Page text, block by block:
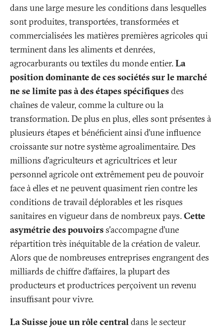
dans une large mesure les conditions dans lesquelles
sont produites, transportées, transformées et
commercialisées les matières premières agricoles qui
terminent dans les aliments et denrées,
agrocarburants ou textiles du monde entier.La
position dominante de ces sociétés sur le marché
ne se limite pas à des étapes spécifiquesdes
chaînes de valeur, comme la culture ou la
transformation. De plus en plus, elles sont présentes à
plusieurs étapes et bénéficient ainsi d’une influence
croissante sur notre système agroalimentaire. Des
millions d'agriculteurs et agricultrices et leur
personnel agricole ont extrêmement peu de pouvoir
face à elles et ne peuvent quasiment rien contre les
conditions de travail déplorables et les risques
sanitaires en vigueur dans de nombreux pays.Cette
asymétrie des pouvoirss'accompagne d’une
répartition très inéquitable de la création de valeur.
Alors que de nombreuses entreprises engrangent des
milliards de chiffre d’affaires, la plupart des
producteurs et productrices perçoivent un revenu
insuffisant pour vivre.
La Suisse joue un rôle centraldans le secteur